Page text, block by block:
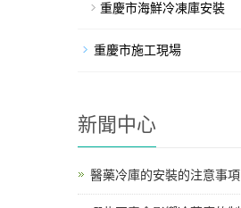
重慶市海鮮冷凍庫安裝
重慶市施工現場
新聞中心
醫藥冷庫的安裝的注意事項